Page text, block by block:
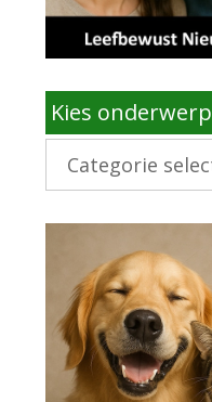
Kies onderwerp
Kies
onderwerp